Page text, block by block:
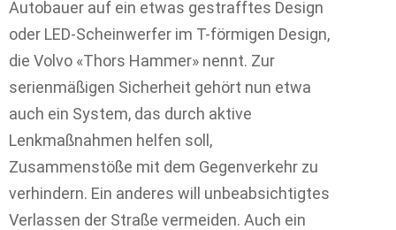
Autobauer auf ein etwas gestrafftes Design
oder LED-Scheinwerfer im T-förmigen Design,
die Volvo «Thors Hammer» nennt. Zur
serienmäßigen Sicherheit gehört nun etwa
auch ein System, das durch aktive
Lenkmaßnahmen helfen soll,
Zusammenstöße mit dem Gegenverkehr zu
verhindern. Ein anderes will unbeabsichtigtes
Verlassen der Straße vermeiden. Auch ein